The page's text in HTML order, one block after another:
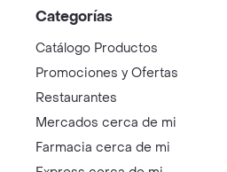
Categorías
Catálogo Productos
Promociones y Ofertas
Restaurantes
Mercados cerca de mi
Farmacia cerca de mi